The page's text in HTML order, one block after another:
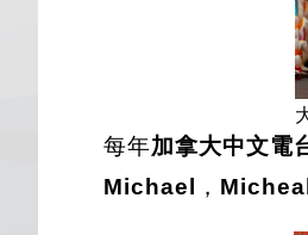
每年加拿大中文電
Michael
， Micheal